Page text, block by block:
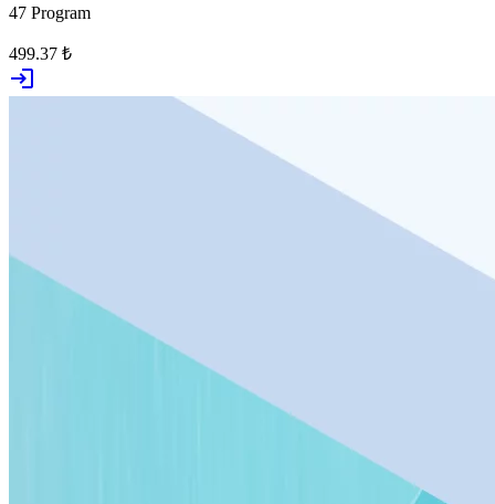
47 Program
499.37 ₺
login